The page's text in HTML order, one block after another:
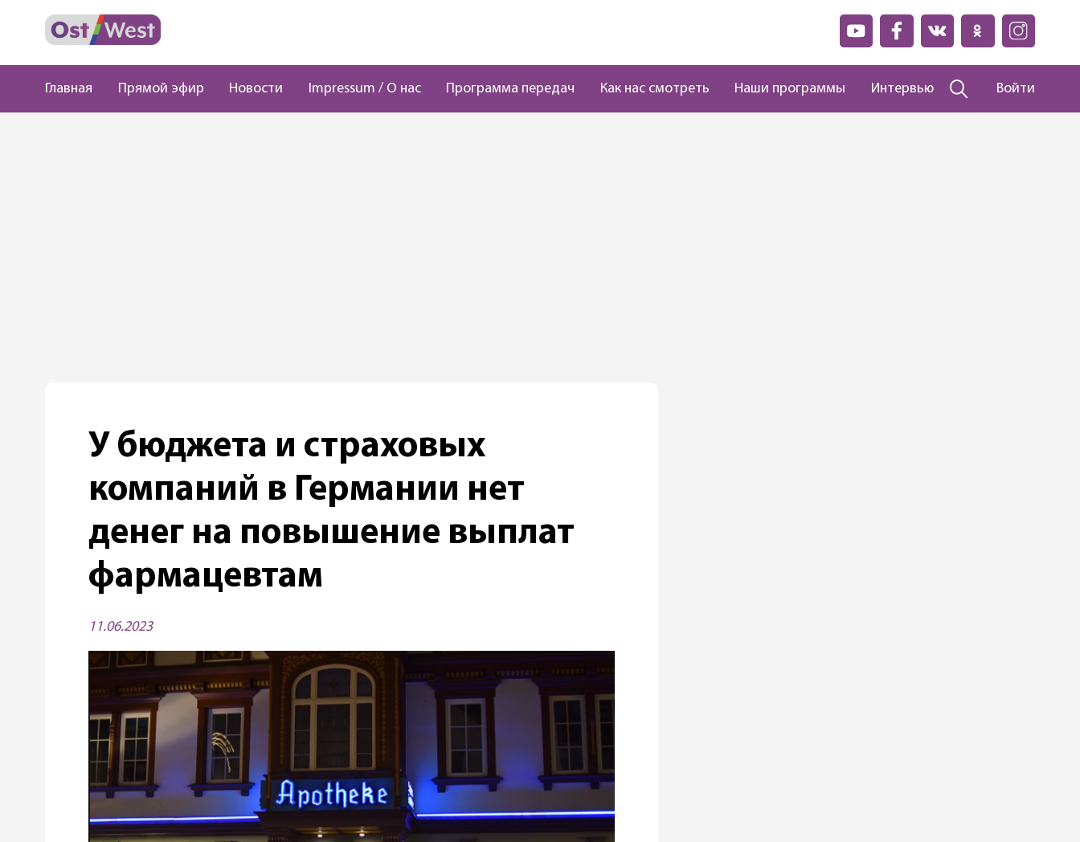
Главная Прямой эфир Новости Impressum / О нас Программа передач Как нас смотреть Наши программы Интервью Войти
У бюджета и страховых
компаний в Германии нет
денег на повышение выплат
фармацевтам
11.06.2023